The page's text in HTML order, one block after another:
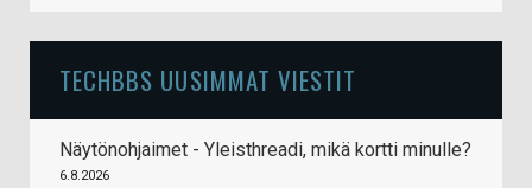
TECHBBS UUSIMMAT VIESTIT
Näytönohjaimet - Yleisthreadi, mikä kortti minulle?
6.8.2026